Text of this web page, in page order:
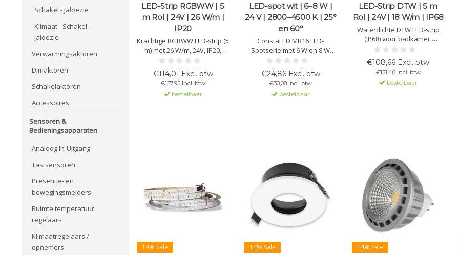
Schakel - Jaloezie
Klimaat - Schakel -
Jaloezie
Verwarmingsaktoren
Dimaktoren
Schakelaktoren
Accessoires
Sensoren &
Bedieningsapparaten
Analoog In-Uitgang
Tastsensoren
Presentie- en
bewegingsmelders
Ruimte temperatuur
regelaars
Klimaatregelaars /
opnemers
LED-Strip RGBWW | 5
m Rol | 24V | 26 W/m |
IP20
Krachtige RGBWW LED-strip (5
m) met 26 W/m, 24V, IP20,
2850 K warmwit, 1400 lm ±10%
sfeervolle kleuren of warm
licht met >90 CRI, PWM-
dimbaar, lange levensduur
€114,01 Excl. btw
€137,95 Incl. btw
bestelbaar
LED-spot wit | 6–8 W |
24 V | 2800–4500 K | 25°
en 60°
ConstaLED MR16 LED-
Spotserie met 6 W en 8 W
varianten, beschikbaar in
met 25° of 60° stralingshoek.
Hoogwaardige
kleurweergave (CRI >90), 24 V
€24,86 Excl. btw
€30,08 Incl. btw
bestelbaar
LED-Strip DTW | 5 m
Rol | 24V | 18 W/m | IP68
Waterdichte DTW LED-strip
(IP68) voor badkamer,
wellness of buiten. DTW:
dimmen (2000K–6500K). 5 m,
18 W/m, 24V, 1200 lm, 102
chips/m, CRI >90, >50.000 u,
€108,66 Excl. btw
€131,48 Incl. btw
bestelbaar
14% Sale 14% Sale 14% Sale